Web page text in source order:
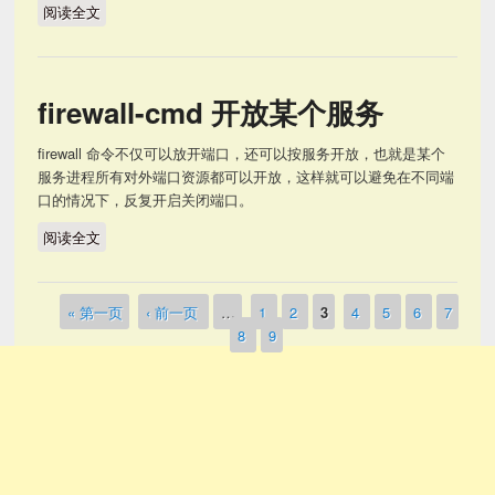
阅读全文
firewall-cmd 开放某个服务
firewall 命令不仅可以放开端口，还可以按服务开放，也就是某个
服务进程所有对外端口资源都可以开放，这样就可以避免在不同端
口的情况下，反复开启关闭端口。
阅读全文
页面
« 第一页 ‹ 前一页 … 1 2 3 4 5 6
7
8
9